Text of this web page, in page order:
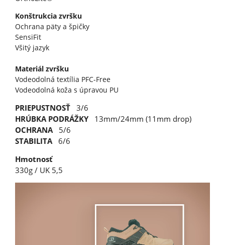
Konštrukcia zvršku
Ochrana päty a špičky
SensiFit
Všitý jazyk
Materiál zvršku
Vodeodolná textília PFC-Free
Vodeodolná koža s úpravou PU
PRIEPUSTNOSŤ3/6
HRÚBKA PODRÁŽKY 13mm/24mm (11mm drop)
OCHRANA5/6
STABILITA6/6
Hmotnosť
330g / UK 5,5